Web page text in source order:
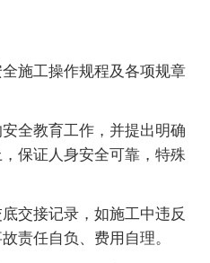
施工操作规程及各项规章
全教育工作，并提出明确
保证人身安全可靠，特殊
交接记录，如施工中违反
责任自负、费用自理。